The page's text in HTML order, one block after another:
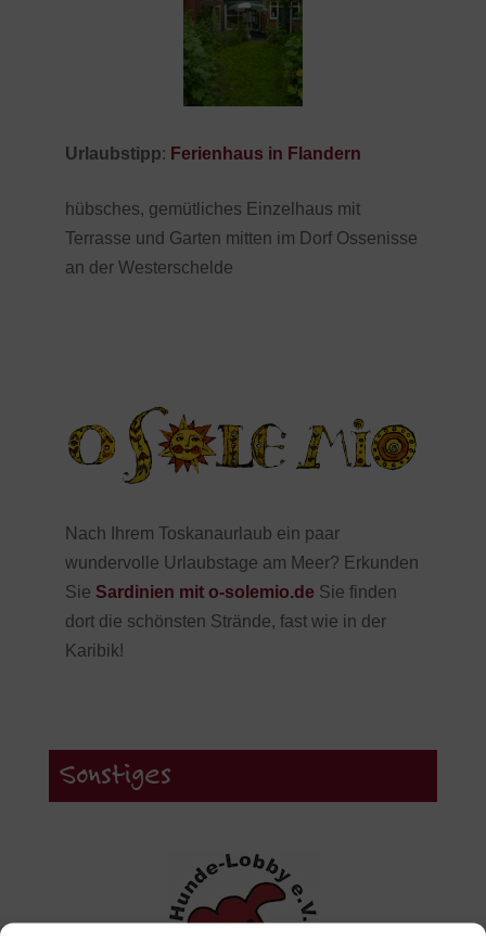
Urlaubstipp: Ferienhaus in Flandern
hübsches, gemütliches Einzelhaus mit
Terrasse und Garten mitten im Dorf Ossenisse
an der Westerschelde
Nach Ihrem Toskanaurlaub ein paar
wundervolle Urlaubstage am Meer? Erkunden
Sie Sardinien mit o-solemio.de Sie finden
dort die schönsten Strände, fast wie in der
Karibik!
Sonstiges